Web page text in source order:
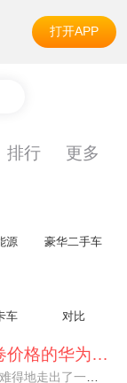
打开APP
排行 更多
源 豪华二手车
车 对比
纵观鸿蒙智行一路走来的发展路径，很难得地走出了一条和当下车市截然不同的道路：不靠降价走量、不参与低端价格厮杀，始终以技术迭代、架构创新、智能化体验升级、整车品质突破作为核心驱动力，稳步实现产品价值向上、品牌价格带稳步攀升。